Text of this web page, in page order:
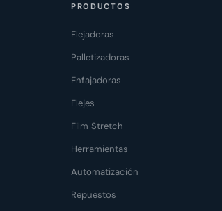
PRODUCTOS
Flejadoras
Palletizadoras
Enfajadoras
Flejes
Film Stretch
Herramientas
Automatización
Repuestos